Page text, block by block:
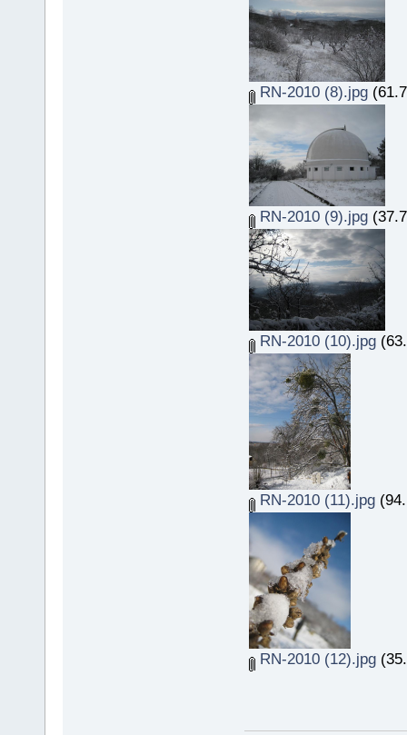
RN-2010 (8).jpg(61.7
RN-2010 (9).jpg
RN-2010 (10).jpg
RN-2010 (11).jpg
RN-2010 (12).jpg